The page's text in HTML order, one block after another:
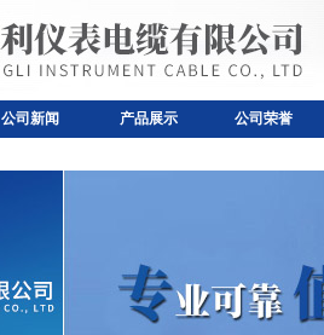
公司新闻 产品展示 公司荣誉